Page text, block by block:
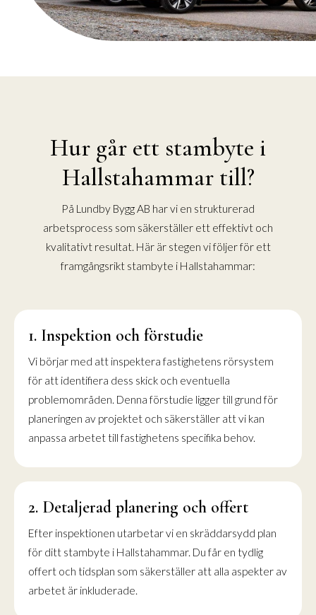
Hur går ett stambyte i
Hallstahammar till?
På Lundby Bygg AB har vi en strukturerad
arbetsprocess som säkerställer ett effektivt och
kvalitativt resultat. Här är stegen vi följer för ett
framgångsrikt stambyte i Hallstahammar:
1. Inspektion och förstudie
Vi börjar med att inspektera fastighetens rörsystem
för att identifiera dess skick och eventuella
problemområden. Denna förstudie ligger till grund för
planeringen av projektet och säkerställer att vi kan
anpassa arbetet till fastighetens specifika behov.
2. Detaljerad planering och offert
Efter inspektionen utarbetar vi en skräddarsydd plan
för ditt stambyte i Hallstahammar. Du får en tydlig
offert och tidsplan som säkerställer att alla aspekter av
arbetet är inkluderade.